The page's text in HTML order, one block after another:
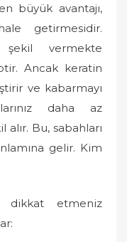
büyük avantajı,
getirmesidir.
şekil vermekte
Ancak keratin
ve kabarmayı
daha az
Bu, sabahları
gelir. Kim
dikkat etmeniz